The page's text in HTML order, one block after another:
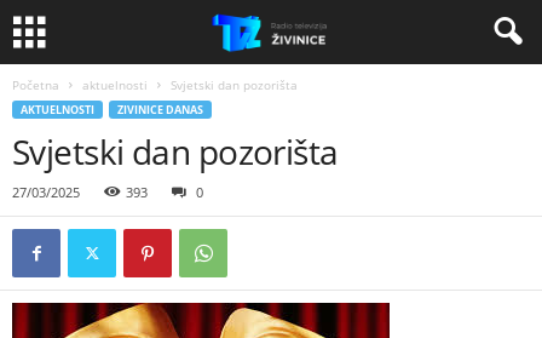
Početna aktuelnosti Svjetski dan pozorišta
AKTUELNOSTI ZIVINICE DANAS
Svjetski dan pozorišta
27/03/2025 393 0